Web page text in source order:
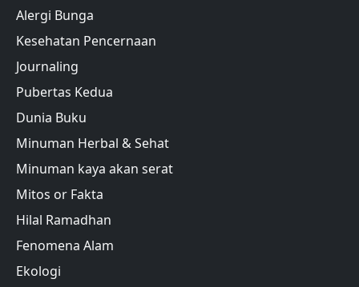
Alergi Bunga
Kesehatan Pencernaan
Journaling
Pubertas Kedua
Dunia Buku
Minuman Herbal & Sehat
Minuman kaya akan serat
Mitos or Fakta
Hilal Ramadhan
Fenomena Alam
Ekologi